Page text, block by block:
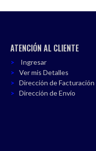
ATENCIÓN AL CLIENTE
Ingresar
Ver mis Detalles
Dirección de Facturación
Dirección de Envío